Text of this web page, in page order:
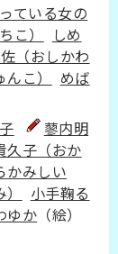
ている女の
こ）
しめ
（おしかわ
こ）
めば
蓼内明
久子（おか
かみしい
小手鞠る
ゆか （絵）